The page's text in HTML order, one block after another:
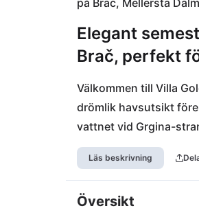
på Brac, Mellersta
Elegant
Brač, perfekt
Välkommen till Villa
drömlik havsutsikt
vattnet vid Grgina-
livliga staden Supetar
Efter en dag fylld med
njuta av det lokala
avkoppling eller
Läs beskrivning
Översikt